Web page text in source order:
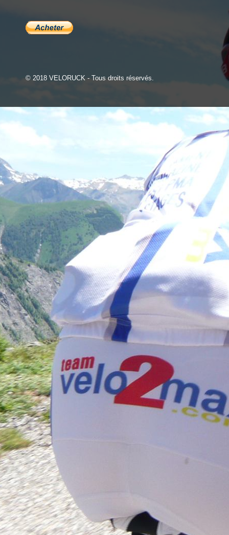
© 2018 VELORUCK - Tous droits réservés.